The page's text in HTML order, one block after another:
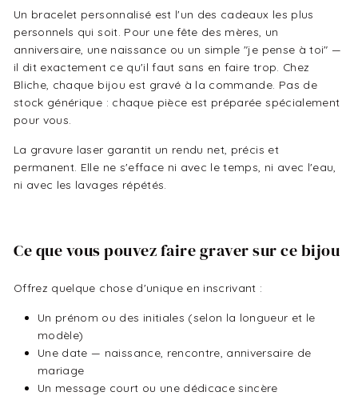
Un bracelet personnalisé est l'un des cadeaux les plus
personnels qui soit. Pour une fête des mères, un
anniversaire, une naissance ou un simple "je pense à toi" —
il dit exactement ce qu'il faut sans en faire trop. Chez
Bliche, chaque bijou est gravé à la commande. Pas de
stock générique : chaque pièce est préparée spécialement
pour vous.
La gravure laser garantit un rendu net, précis et
permanent. Elle ne s'efface ni avec le temps, ni avec l'eau,
ni avec les lavages répétés.
Ce que vous pouvez faire graver sur ce bijou
Offrez quelque chose d'unique en inscrivant :
Un prénom ou des initiales (selon la longueur et le
modèle)
Une date — naissance, rencontre, anniversaire de
mariage
Un message court ou une dédicace sincère